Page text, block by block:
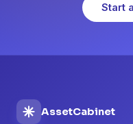
Start
AssetCabinet